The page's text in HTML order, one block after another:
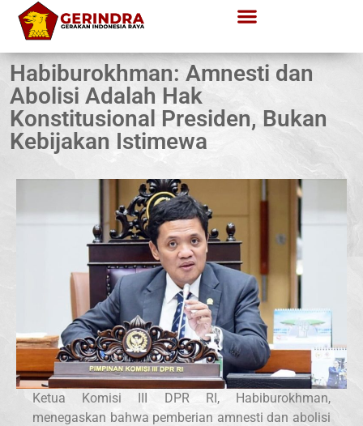
Habiburokhman: Amnesti dan
Abolisi Adalah Hak
Konstitusional Presiden, Bukan
Kebijakan Istimewa
Ketua Komisi III DPR RI, Habiburokhman,
menegaskan bahwa pemberian amnesti dan abolisi